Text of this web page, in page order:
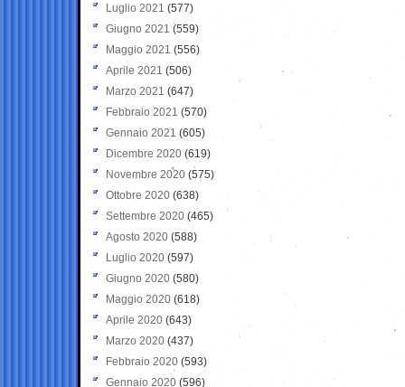
Luglio 2021 (577)
Giugno 2021(559)
Maggio 2021 (556)
Aprile 2021 (506)
Marzo 2021 (647)
Febbraio 2021 (570)
Gennaio 2021 (605)
Dicembre 2020 (619)
Novembre 2020 (575)
Ottobre 2020 (638)
Settembre 2020(465)
Agosto 2020 (588)
Luglio 2020 (597)
Giugno 2020 (580)
Maggio 2020 (618)
Aprile 2020 (643)
Marzo 2020 (437)
Febbraio 2020 (593)
Gennaio 2020 (596)